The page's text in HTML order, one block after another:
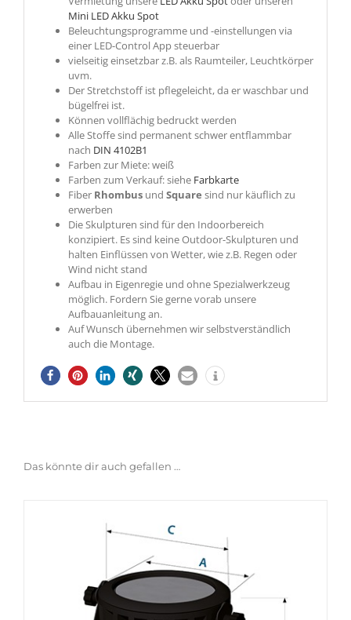
Mini LED Akku Spot
Beleuchtungsprogramme und -einstellungen via
einer LED-Control App steuerbar
vielseitig einsetzbar z.B. als Raumteiler, Leuchtkörper
uvm.
Der Stretchstoff ist pflegeleicht, da er waschbar und
bügelfrei ist.
Können vollflächig bedruckt werden
Alle Stoffe sind permanent schwer entflammbar
nach DIN 4102B1
Farben zur Miete: weiß
Farben zum Verkauf: siehe Farbkarte
Fiber Rhombusund Square sind nur käuflich zu
erwerben
Die Skulpturen sind für den Indoorbereich
konzipiert. Es sind keine Outdoor-Skulpturen und
halten Einflüssen von Wetter, wie z.B. Regen oder
Wind nicht stand
Aufbau in Eigenregie und ohne Spezialwerkzeug
möglich. Fordern Sie gerne vorab unsere
Aufbauanleitung an.
Auf Wunsch übernehmen wir selbstverständlich
auch die Montage.
Das könnte dir auch gefallen …